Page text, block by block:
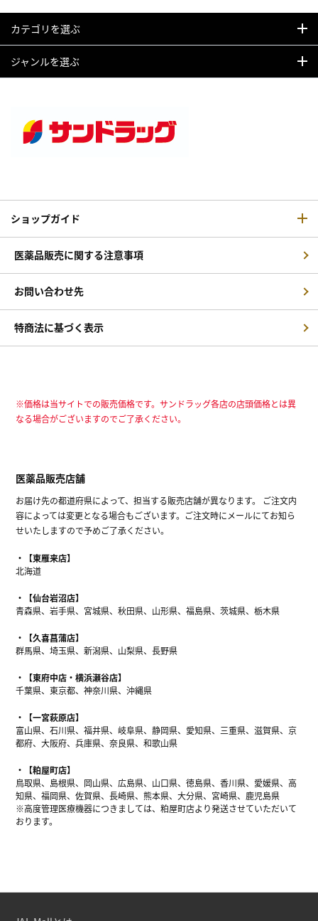
カテゴリを選ぶ
ジャンルを選ぶ
ショップガイド
医薬品販売に関する注意事項
お問い合わせ先
特商法に基づく表示
※価格は当サイトでの販売価格です。サンドラッグ各店の店頭価格とは異
なる場合がございますのでご了承ください。
医薬品販売店舗
お届け先の都道府県によって、担当する販売店舗が異なります。 ご注文内
容によっては変更となる場合もございます。ご注文時にメールにてお知ら
せいたしますので予めご了承ください。
【東雁来店】
北海道
【仙台岩沼店】
青森県、岩手県、宮城県、秋田県、山形県、福島県、茨城県、栃木県
【久喜菖蒲店】
群馬県、埼玉県、新潟県、山梨県、長野県
【東府中店・横浜瀬谷店】
千葉県、東京都、神奈川県、沖縄県
【一宮萩原店】
富山県、石川県、福井県、岐阜県、静岡県、愛知県、三重県、滋賀県、京
都府、大阪府、兵庫県、奈良県、和歌山県
【粕屋町店】
鳥取県、島根県、岡山県、広島県、山口県、徳島県、香川県、愛媛県、高
知県、福岡県、佐賀県、長崎県、熊本県、大分県、宮崎県、鹿児島県
※高度管理医療機器につきましては、粕屋町店より発送させていただいて
おります。